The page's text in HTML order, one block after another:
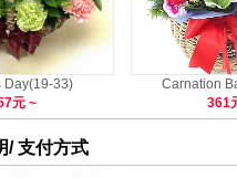
Day(19-33)
元 ~
Carnation
361
/ 支付方式